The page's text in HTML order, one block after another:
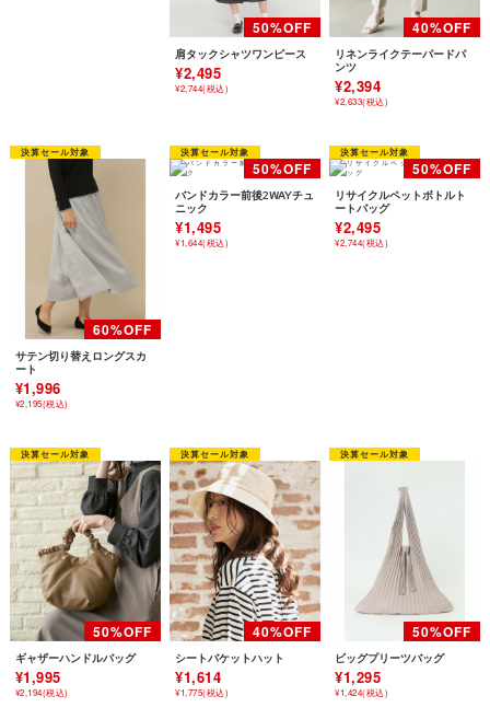
肩タックシャツワンピース
¥2,495
¥2,744(税込)
リネンライクテーパードパ
ンツ
¥2,394
¥2,633(税込)
サテン切り替えロングスカ
ート
¥1,996
¥2,195(税込)
バンドカラー前後2WAYチュ
ニック
¥1,495
¥1,644(税込)
リサイクルペットボトルト
ートバッグ
¥2,495
¥2,744(税込)
ギャザーハンドルバッグ
¥1,995
¥2,194(税込)
シートバケットハット
¥1,614
¥1,775(税込)
ビッグプリーツバッグ
¥1,295
¥1,424(税込)